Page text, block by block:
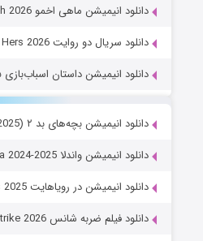
دانلود انیمیشن ماهی اخمو The Pout-Pout Fish 2026
دانلود سریال دو روایت His & Hers 2026
دانلود انیمیشن داستان اسباب‌بازی ۵ Toy Story 5 (2026)
دانلود انیمیشن بچه‌های بد ۲ The Bad Guys 2 (2025)
دانلود انیمیشن واندلا WondLa 2024-2025
دانلود انیمیشن در رویاهایت In Your Dreams 2025
دانلود فیلم ضربه شانس Lucky Strike 2026